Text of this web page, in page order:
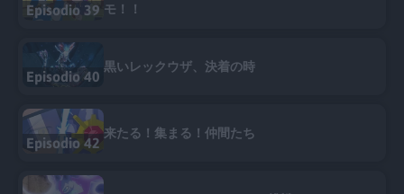
Episodio 39 モ！！
Episodio 40
黒いレックウザ、決着の時
Episodio 42
来たる！集まる！仲間たち